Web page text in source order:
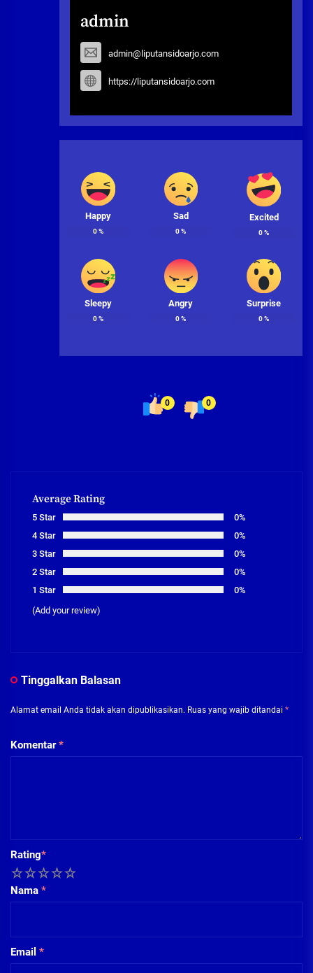
admin
admin@liputansidoarjo.com
https://liputansidoarjo.com
Happy
0%
Sad
0%
Excited
0%
Sleepy
0%
Angry
0%
Surprise
0%
0 0
Average Rating
5 Star
0%
4 Star
0%
3 Star
0%
2 Star
0%
1 Star
0%
(Add your review)
Tinggalkan Balasan
Alamat email Anda tidak akan dipublikasikan. Ruas yang wajib ditandai *
Komentar*
Rating*
5
4
3
2
Nama *
Email *